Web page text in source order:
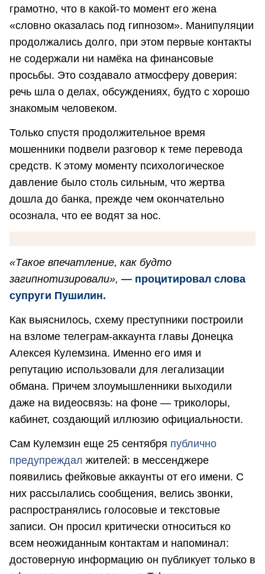
грамотно, что в какой-то момент его жена
«словно оказалась под гипнозом». Манипуляции
продолжались долго, при этом первые контакты
не содержали ни намёка на финансовые
просьбы. Это создавало атмосферу доверия:
речь шла о делах, обсуждениях, будто с хорошо
знакомым человеком.
Только спустя продолжительное время
мошенники подвели разговор к теме перевода
средств. К этому моменту психологическое
давление было столь сильным, что жертва
дошла до банка, прежде чем окончательно
осознала, что ее водят за нос.
«Такое впечатление, как будто
загипнотизировали», — процитировал слова
супруги Пушилин.
Как выяснилось, схему преступники построили
на взломе телеграм-аккаунта главы Донецка
Алексея Кулемзина. Именно его имя и
репутацию использовали для легализации
обмана. Причем злоумышленники выходили
даже на видеосвязь: на фоне — триколоры,
кабинет, создающий иллюзию официальности.
Сам Кулемзин еще 25 сентября публично
предупреждал жителей: в мессенджере
появились фейковые аккаунты от его имени. С
них рассылались сообщения, велись звонки,
распространялись голосовые и текстовые
записи. Он просил критически относиться ко
всем неожиданным контактам и напоминал:
достоверную информацию он публикует только в